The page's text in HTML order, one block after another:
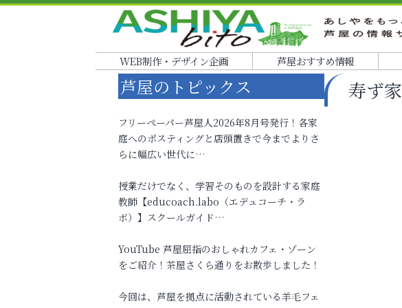
WEB制作・デザイン企画 芦屋おすすめ情報
寿ず家
芦屋のトピックス
フリーペーパー芦屋人2026年8月号発行！各家
庭へのポスティングと店頭置きで今までよりさ
らに幅広い世代に…
授業だけでなく、学習そのものを設計する家庭
教師【educoach.labo（エデュコーチ・ラ
ボ）】スクールガイド…
YouTube 芦屋屈指のおしゃれカフェ・ゾーン
をご紹介！茶屋さくら通りをお散歩しました！
今回は、芦屋を拠点に活動されている羊毛フェ